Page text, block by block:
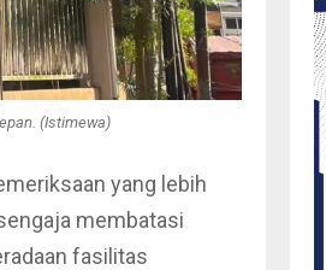
(Istimewa)
yang lebih
membatasi
fasilitas